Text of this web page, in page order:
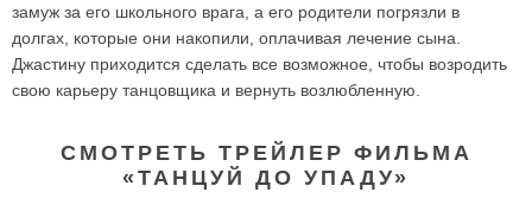
замуж за его школьного врага, а его родители погрязли в
долгах, которые они накопили, оплачивая лечение сына.
Джастину приходится сделать все возможное, чтобы возродить
свою карьеру танцовщика и вернуть возлюбленную.
СМОТРЕТЬ ТРЕЙЛЕР ФИЛЬМА
«ТАНЦУЙ ДО УПАДУ»